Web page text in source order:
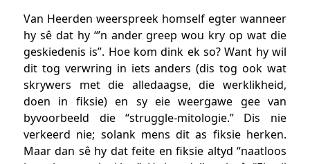
Van Heerden weerspreek homself egter wanneer
hy sê dat hy “’n ander greep wou kry op wat die
geskiedenis is”. Hoe kom dink ek so? Want hy wil
dit tog verwring in iets anders (dis tog ook wat
skrywers met die alledaagse, die werklikheid,
doen in fiksie) en sy eie weergawe gee van
byvoorbeeld die “struggle-mitologie.” Dis nie
verkeerd nie; solank mens dit as fiksie herken.
Maar dan sê hy dat feite en fiksie altyd “naatloos